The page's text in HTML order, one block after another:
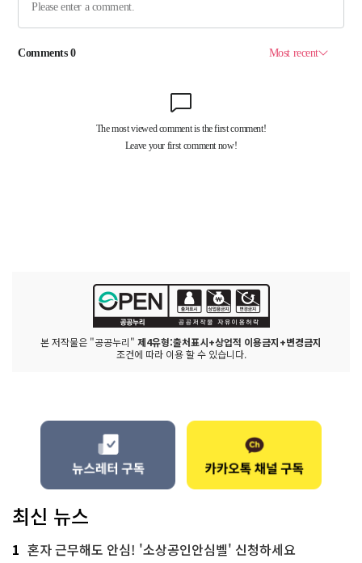
본 저작물은 "공공누리" 제4유형:출처표시+상업적 이용금지+변경금지
조건에 따라 이용 할 수 있습니다.
최신 뉴스
1 혼자 근무해도 안심! '소상공인안심벨' 신청하세요